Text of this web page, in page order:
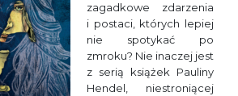
zagadkowe zdarzenia
i postaci, których lepiej
nie spotykać po
zmroku? Nie inaczej jest
z serią książek Pauliny
Hendel, niestroniącej